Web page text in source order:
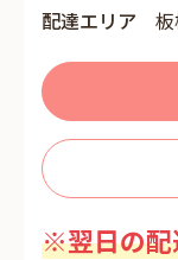
配達エリア
※翌日の配